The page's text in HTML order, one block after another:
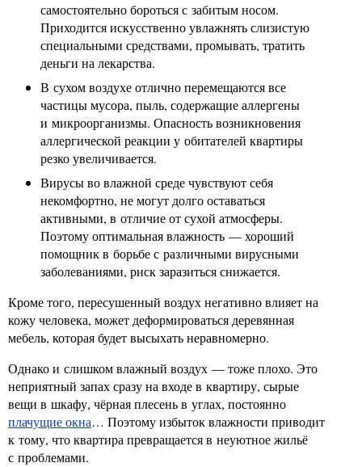
самостоятельно бороться с забитым носом.
Приходится искусственно увлажнять слизистую
специальными средствами, промывать, тратить
деньги на лекарства.
В сухом воздухе отлично перемещаются все
частицы мусора, пыль, содержащие аллергены
и микроорганизмы. Опасность возникновения
аллергической реакции у обитателей квартиры
резко увеличивается.
Вирусы во влажной среде чувствуют себя
некомфортно, не могут долго оставаться
активными, в отличие от сухой атмосферы.
Поэтому оптимальная влажность — хороший
помощник в борьбе с различными вирусными
заболеваниями, риск заразиться снижается.
Кроме того, пересушенный воздух негативно влияет на
кожу человека, может деформироваться деревянная
мебель, которая будет высыхать неравномерно.
Однако и слишком влажный воздух — тоже плохо. Это
неприятный запах сразу на входе в квартиру, сырые
вещи в шкафу, чёрная плесень в углах, постоянно
плачущие окна… Поэтому избыток влажности приводит
к тому, что квартира превращается в неуютное жильё
с проблемами.